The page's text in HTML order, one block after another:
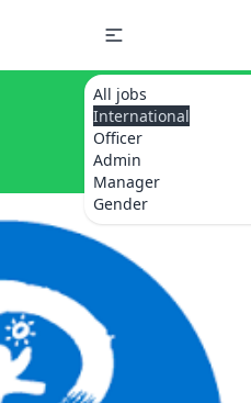
All jobs
International
Officer
Admin
Manager
Gender